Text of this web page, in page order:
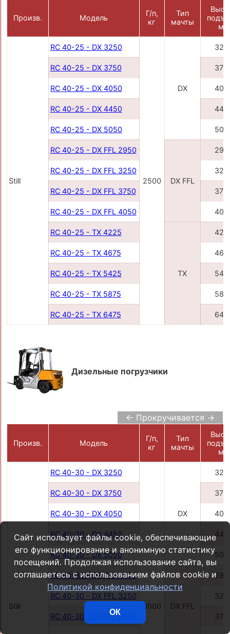
Произв. Модель
Г/п,
кг
Тип
мачты
мм
Still
RC 40-25 - DX 3250
2500
DX
RC 40-25 - DX 3750
RC 40-25 - DX 4050
RC 40-25 - DX 4450
RC 40-25 - DX 5050
RC 40-25 - DX FFL 2950
DX FFL
RC 40-25 - DX FFL 3250
RC 40-25 - DX FFL 3750
RC 40-25 - DX FFL 4050
RC 40-25 - TX 4225
TX
RC 40-25 - TX 4675
RC 40-25 - TX 5425
RC 40-25 - TX 5875
RC 40-25 - TX 6475
Дизельные погрузчики
← Прокручивается →
Произв. Модель
Г/п,
кг
Тип
мачты
мм
Still
RC 40-30 - DX 3250
3000
DX
RC 40-30 - DX 3750
RC 40-30 - DX 4050
RC 40-30 - DX 4450
RC 40-30 - DX 5050
RC 40-30 - DX FFL 2950
DX FFL
RC 40-30 - DX FFL 3250
RC 40-30 - DX FFL 3750
Сайт использует файлы cookie, обеспечивающие
его функционирование и анонимную статистику
посещений. Продолжая использование сайта, вы
соглашаетесь с использованием файлов cookie и
Политикой конфиденциальности
ОК